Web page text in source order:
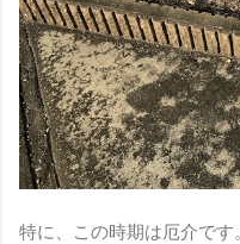
特に、この時期は厄介です。